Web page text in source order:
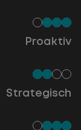
Proaktiv
Strategisch